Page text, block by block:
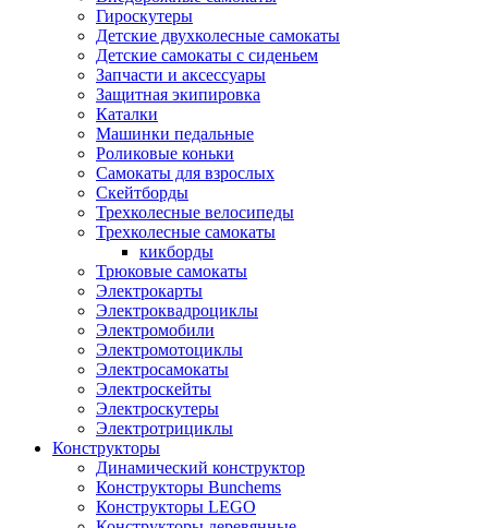
Гироскутеры
Детские двухколесные самокаты
Детские самокаты с сиденьем
Запчасти и аксессуары
Защитная экипировка
Каталки
Машинки педальные
Роликовые коньки
Самокаты для взрослых
Скейтборды
Трехколесные велосипеды
Трехколесные самокаты
кикборды
Трюковые самокаты
Электрокарты
Электроквадроциклы
Электромобили
Электромотоциклы
Электросамокаты
Электроскейты
Электроскутеры
Электротрициклы
Конструкторы
Динамический конструктор
Конструкторы Bunchems
Конструкторы LEGO